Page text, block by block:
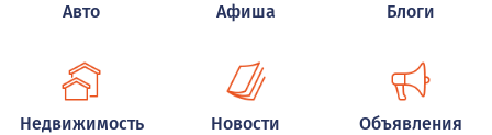
Авто Афиша Блоги
Недвижимость Новости Объявления